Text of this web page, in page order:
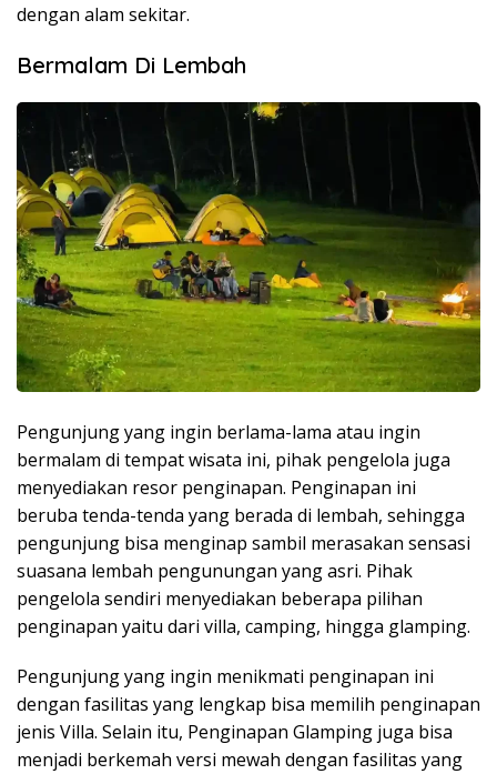
dengan alam sekitar.
Bermalam Di Lembah
Pengunjung yang ingin berlama-lama atau ingin
bermalam di tempat wisata ini, pihak pengelola juga
menyediakan resor penginapan. Penginapan ini
beruba tenda-tenda yang berada di lembah, sehingga
pengunjung bisa menginap sambil merasakan sensasi
suasana lembah pengunungan yang asri. Pihak
pengelola sendiri menyediakan beberapa pilihan
penginapan yaitu dari villa, camping, hingga glamping.
Pengunjung yang ingin menikmati penginapan ini
dengan fasilitas yang lengkap bisa memilih penginapan
jenis Villa. Selain itu, Penginapan Glamping juga bisa
menjadi berkemah versi mewah dengan fasilitas yang